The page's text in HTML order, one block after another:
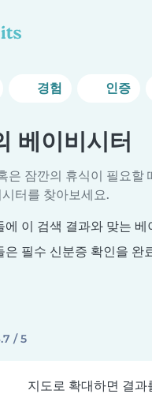
경험 인증
베이비시터
은 잠깐의 휴식이 필요할
터를 찾아보세요.
에 이 검색 결과와 맞는
은 필수 신분증 확인을 완
/ 5
지도로 확대하면 결과